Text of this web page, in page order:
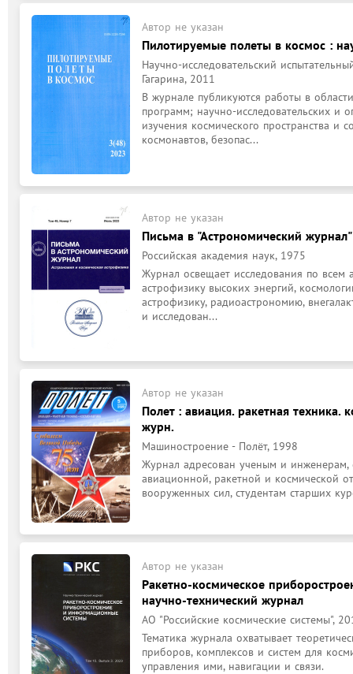
Автор не указан
Пилотируемые полеты в космос :
Научно-исследовательский
Гагарина, 2011
В журнале публикуются работы в
программ; научно-исследовательских и
изучения космического пространства и
космонавтов, безопас...
Автор не указан
Письма в "Астрономический журнал"
Российская академия наук, 1975
Журнал освещает исследования по всем
астрофизику высоких энергий,
астрофизику, радиоастрономию,
и исследован...
Автор не указан
Полет : авиация. ракетная техника.
журн.
Машиностроение - Полёт, 1998
Журнал адресован ученым и
авиационной, ракетной и космической
вооруженных сил, студентам старших
Автор не указан
Ракетно-космическое
научно-технический журнал
АО "Российские космические системы",
Тематика журнала охватывает
приборов, комплексов и систем для
управления ими, навигации и связи.